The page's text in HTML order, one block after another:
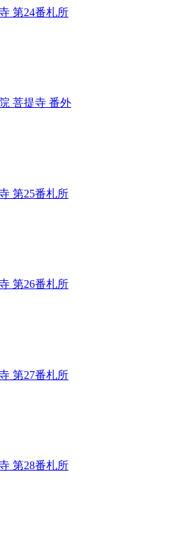
第24番札所
番外
第25番札所
第26番札所
第27番札所
第28番札所